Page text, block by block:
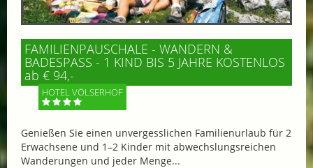
FAMILIENPAUSCHALE - WANDERN &
BADESPASS - 1 KIND BIS 5 JAHRE KOSTENLOS
ab € 94,-
HOTEL VÖLSERHOF
Genießen Sie einen unvergesslichen Familienurlaub für 2
Erwachsene und 1–2 Kinder mit abwechslungsreichen
Wanderungen und jeder Menge...